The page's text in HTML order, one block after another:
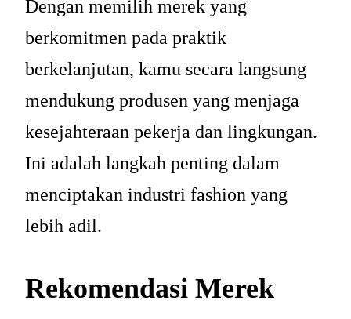
Dengan memilih merek yang
berkomitmen pada praktik
berkelanjutan, kamu secara langsung
mendukung produsen yang menjaga
kesejahteraan pekerja dan lingkungan.
Ini adalah langkah penting dalam
menciptakan industri fashion yang
lebih adil.
Rekomendasi Merek